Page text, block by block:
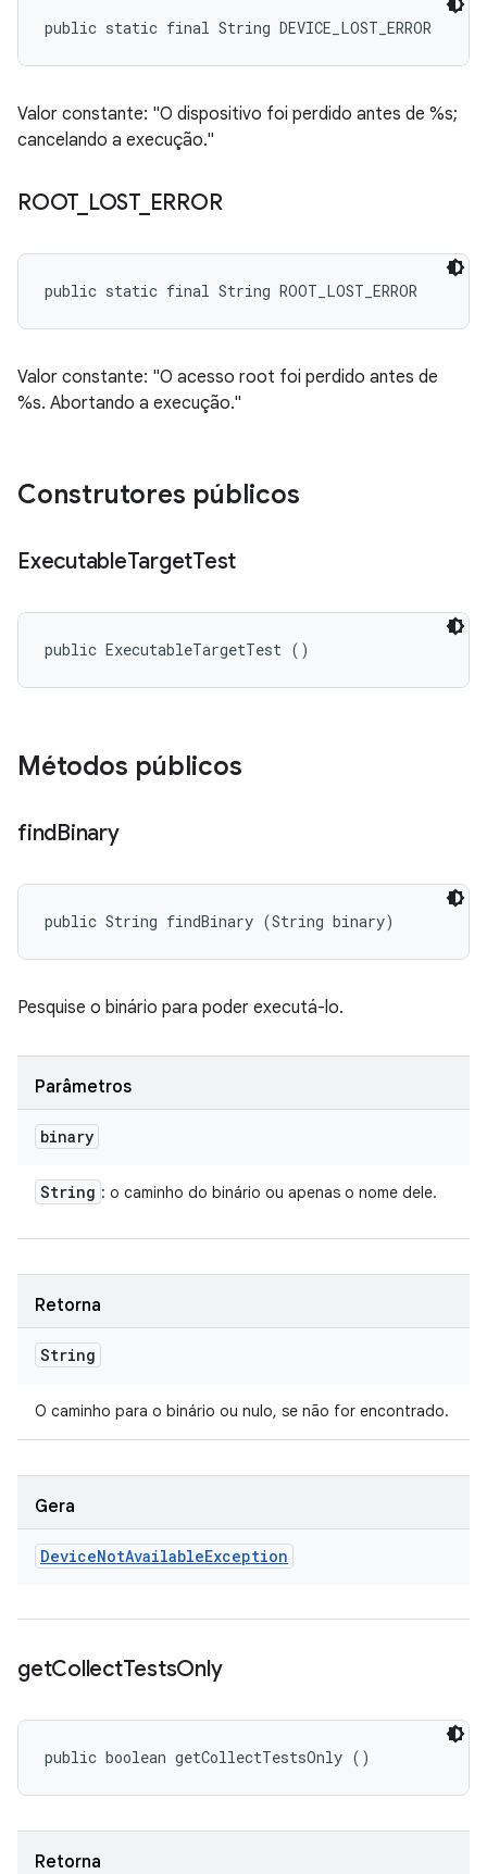
public static final String DEVICE_LOST_ERROR
Valor constante: "O dispositivo foi perdido antes de %s;
cancelando a execução."
ROOT_ LOST_ ERROR
public static final String ROOT_LOST_ERROR
Valor constante: "O acesso root foi perdido antes de
%s. Abortando a execução."
Construtores públicos
ExecutableTargetTest
public ExecutableTargetTest ()
Métodos públicos
findBinary
public String findBinary (String binary)
Pesquise o binário para poder executá-lo.
Parâmetros
binary
String : o caminho do binário ou apenas o nome dele.
Retorna
String
O caminho para o binário ou nulo, se não for encontrado.
Gera
DeviceNotAvailableException
getCollectTestsOnly
public boolean getCollectTestsOnly ()
Retorna